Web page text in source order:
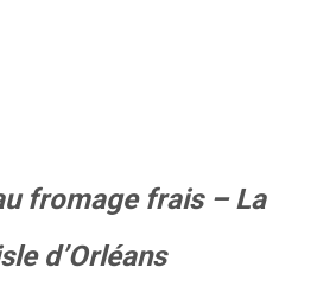
fromage frais – La
d’Orléans